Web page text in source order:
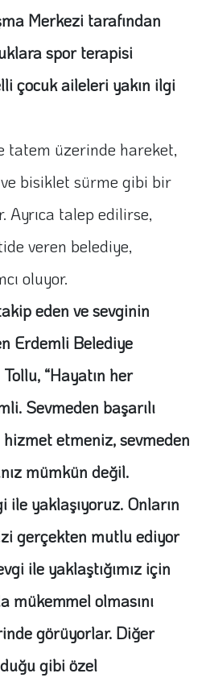
Merkezi tarafından
spor terapisi
çocuk aileleri yakın ilgi
tatem üzerinde hareket,
bisiklet sürme gibi bir
Ayrıca talep edilirse,
veren belediye,
oluyor.
eden ve sevginin
Erdemli Belediye
“Hayatın her
Sevmeden başarılı
hizmet etmeniz, sevmeden
mümkün değil.
ile yaklaşıyoruz. Onların
gerçekten mutlu ediyor
ile yaklaştığımız için
mükemmel olmasını
görüyorlar. Diğer
gibi özel